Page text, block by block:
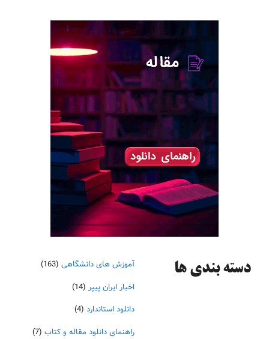
دسته‌ بندی ها آموزش های دانشگاهی (163)
اخبار ایران پیپر (14)
دانلود استاندارد (4)
راهنمای دانلود مقاله و کتاب (7)